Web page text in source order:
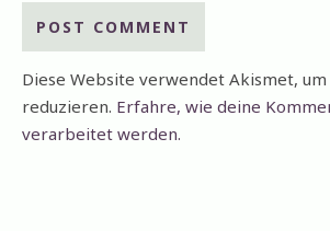
Diese Website verwendet Akismet, um
reduzieren. Erfahre, wie deine
verarbeitet werden.